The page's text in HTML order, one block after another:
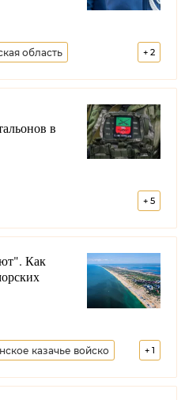
+ 2
область
общество
в
+ 5
область
делам казачества
Как
+ 1
казачье войско